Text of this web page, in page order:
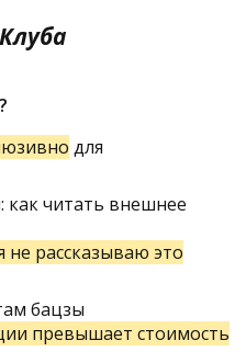
для
читать внешнее
не рассказываю это
бацзы
превышает стоимость